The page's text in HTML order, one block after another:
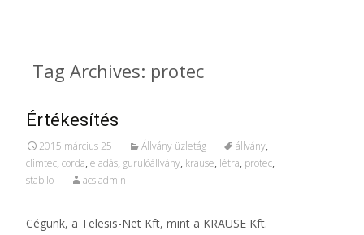
Tag Archives: protec
Értékesítés
2015 március 25 Állvány üzletág állvány,
climtec, corda, eladás, gurulóállvány, krause, létra, protec,
stabilo
acsiadmin
Cégünk, a Telesis-Net Kft, mint a KRAUSE Kft.